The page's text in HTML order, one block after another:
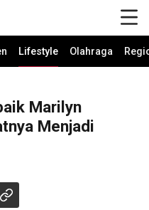
Lifestyle Olahraga
Marilyn
Menjadi